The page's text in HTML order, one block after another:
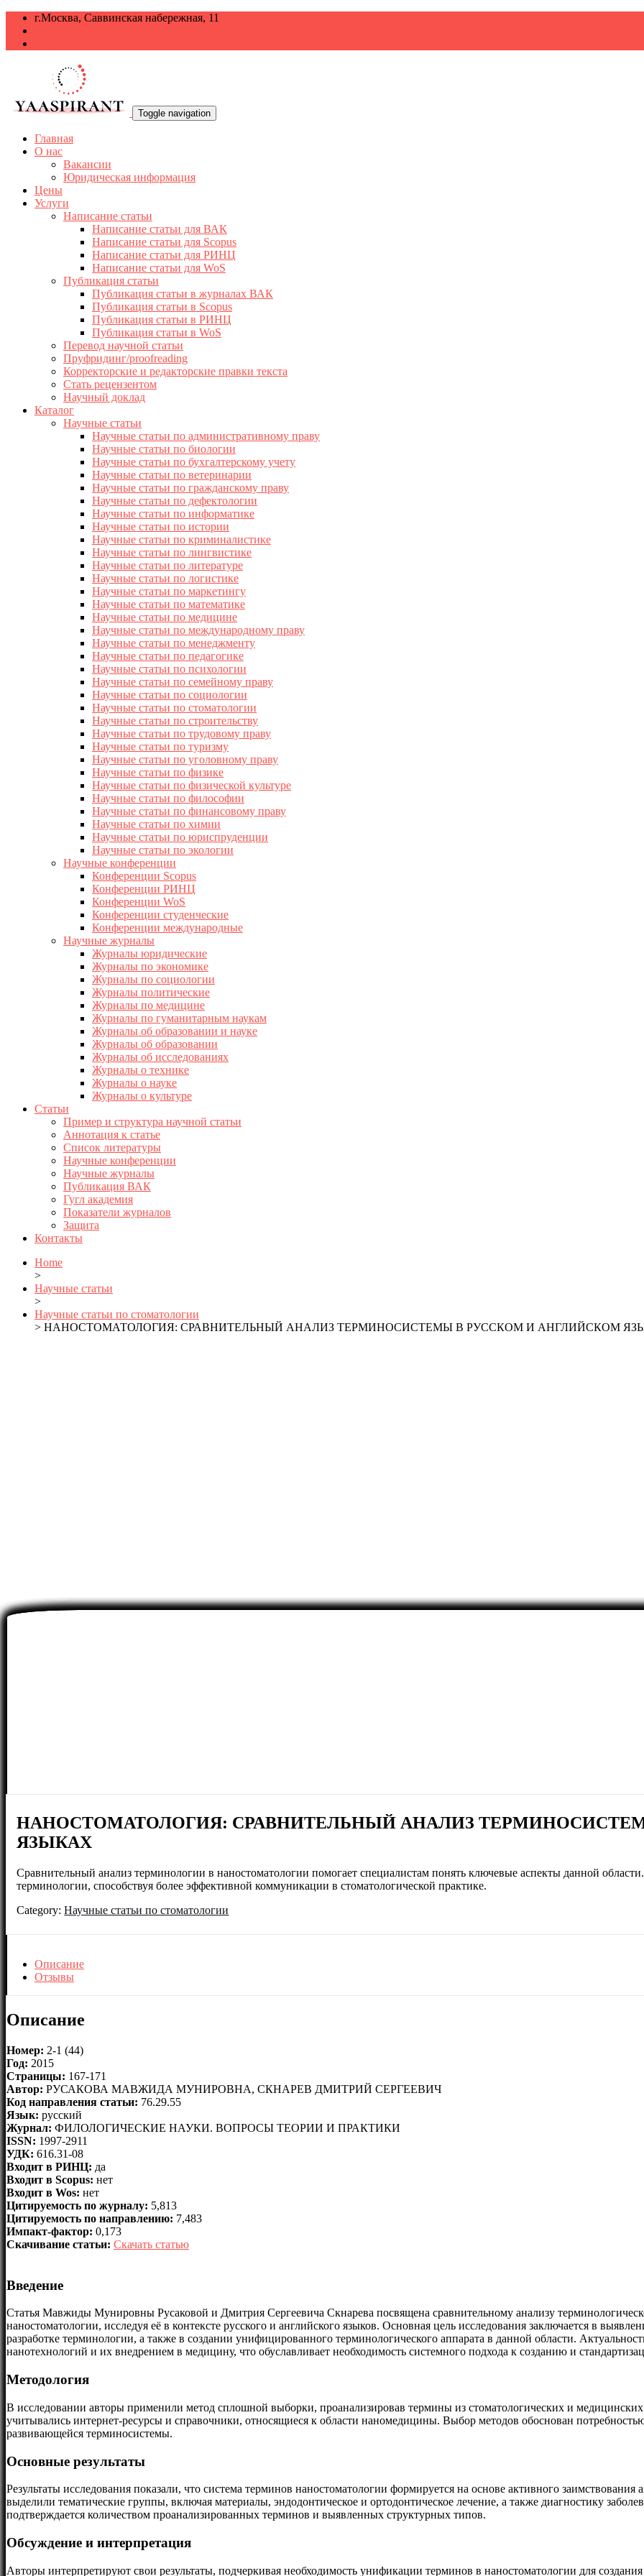
г.Москва, Саввинская набережная, 11
Toggle navigation
Главная
О нас
Вакансии
Юридическая информация
Цены
Услуги
Написание статьи
Написание статьи для ВАК
Написание статьи для Scopus
Написание статьи для РИНЦ
Написание статьи для WoS
Публикация статьи
Публикация статьи в журналах ВАК
Публикация статьи в Scopus
Публикация статьи в РИНЦ
Публикация статьи в WoS
Перевод научной статьи
Пруфридинг/proofreading
Корректорские и редакторские правки текста
Стать рецензентом
Научный доклад
Каталог
Научные статьи
Научные статьи по административному праву
Научные статьи по биологии
Научные статьи по бухгалтерскому учету
Научные статьи по ветеринарии
Научные статьи по гражданскому праву
Научные статьи по дефектологии
Научные статьи по информатике
Научные статьи по истории
Научные статьи по криминалистике
Научные статьи по лингвистике
Научные статьи по литературе
Научные статьи по логистике
Научные статьи по маркетингу
Научные статьи по математике
Научные статьи по медицине
Научные статьи по международному праву
Научные статьи по менеджменту
Научные статьи по педагогике
Научные статьи по психологии
Научные статьи по семейному праву
Научные статьи по социологии
Научные статьи по стоматологии
Научные статьи по строительству
Научные статьи по трудовому праву
Научные статьи по туризму
Научные статьи по уголовному праву
Научные статьи по физике
Научные статьи по физической культуре
Научные статьи по философии
Научные статьи по финансовому праву
Научные статьи по химии
Научные статьи по юриспруденции
Научные статьи по экологии
Научные конференции
Конференции Scopus
Конференции РИНЦ
Конференции WoS
Конференции студенческие
Конференции международные
Научные журналы
Журналы юридические
Журналы по экономике
Журналы по социологии
Журналы политические
Журналы по медицине
Журналы по гуманитарным наукам
Журналы об образовании и науке
Журналы об образовании
Журналы об исследованиях
Журналы о технике
Журналы о науке
Журналы о культуре
Статьи
Пример и структура научной статьи
Аннотация к статье
Список литературы
Научные конференции
Научные журналы
Публикация ВАК
Гугл академия
Показатели журналов
Защита
Контакты
Home
>
Научные статьи
>
Научные статьи по стоматологии
> НАНОСТОМАТОЛОГИЯ: СРАВНИТЕЛЬНЫЙ АНАЛИЗ ТЕРМИНОСИСТЕМЫ В РУССКОМ И АНГЛИЙСКОМ
НАНОСТОМАТОЛОГИЯ: СРАВНИТЕЛЬНЫЙ АНАЛИЗ
ЯЗЫКАХ
Сравнительный анализ терминологии в наностоматологии помогает специалистам понять ключевые аспекты данной
терминологии, способствуя более эффективной коммуникации в стоматологической практике.
Category:Научные статьи по стоматологии
Описание
Отзывы
Описание
Номер: 2-1 (44)
Год: 2015
Страницы: 167-171
Автор: РУСАКОВА МАВЖИДА МУНИРОВНА, СКНАРЕВ ДМИТРИЙ СЕРГЕЕВИЧ
Код направления статьи: 76.29.55
Язык: русский
Журнал: ФИЛОЛОГИЧЕСКИЕ НАУКИ. ВОПРОСЫ ТЕОРИИ И ПРАКТИКИ
ISSN: 1997-2911
УДК: 616.31-08
Входит в РИНЦ: да
Входит в Scopus: нет
Входит в Wos: нет
Цитируемость по журналу: 5,813
Цитируемость по направлению: 7,483
Импакт-фактор: 0,173
Скачивание статьи: Скачать статью
Введение
Статья Мавжиды Мунировны Русаковой и Дмитрия Сергеевича Скнарева посвящена сравнительному анализу
наностоматологии, исследуя её в контексте русского и английского языков. Основная цель исследования заключается в
разработке терминологии, а также в создании унифицированного терминологического аппарата в данной области.
нанотехнологий и их внедрением в медицину, что обуславливает необходимость системного подхода к созданию и
Методология
В исследовании авторы применили метод сплошной выборки, проанализировав термины из стоматологических и
учитывались интернет-ресурсы и справочники, относящиеся к области наномедицины. Выбор методов обоснован
развивающейся терминосистемы.
Основные результаты
Результаты исследования показали, что система терминов наностоматологии формируется на основе активного
выделили тематические группы, включая материалы, эндодонтическое и ортодонтическое лечение, а также диагностику
подтверждается количеством проанализированных терминов и выявленных структурных типов.
Обсуждение и интерпретация
Авторы интерпретируют свои результаты, подчеркивая необходимость унификации терминов в наностоматологии для